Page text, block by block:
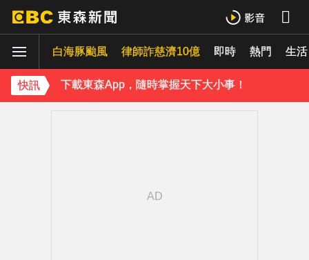
白海豚颱風 律師詐慈濟10億 即時 熱門 生活
快訊
下載東森App，隨時掌握天下大小事！